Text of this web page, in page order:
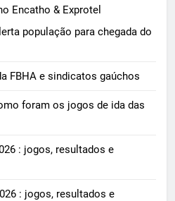
Encatho & Exprotel
população para chegada do
FBHA e sindicatos gaúchos
foram os jogos de ida das
: jogos, resultados e
: jogos, resultados e